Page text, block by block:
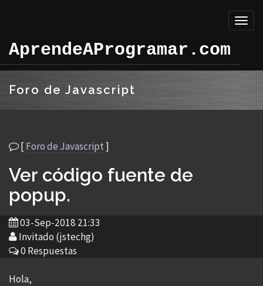
AprendeAProgramar.com
Foro de Javascript
[Foro de Javascript]
Ver código fuente de
popup.
03-Sep-2018 21:33
Invitado (jstechg)
0 Respuestas
Hola,